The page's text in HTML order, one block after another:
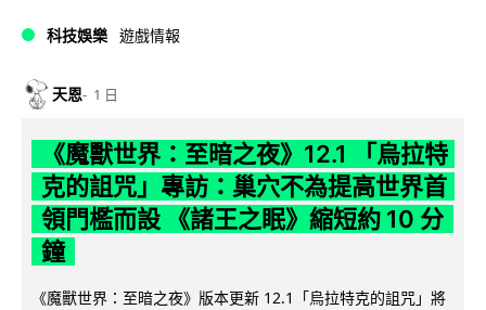
科技娛樂 遊戲情報
天恩 1 日
《魔獸世界：至暗之夜》12.1 「烏拉特
克的詛咒」專訪：巢穴不為提高世界首
領門檻而設 《諸王之眠》縮短約 10 分
鐘
《魔獸世界：至暗之夜》版本更新 12.1「烏拉特克的詛咒」將